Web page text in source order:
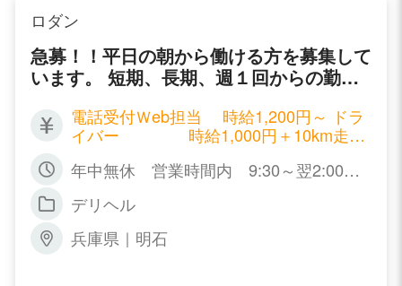
ロダン
急募！！平日の朝から働ける方を募集して
います。 短期、長期、週１回からの勤務
電話受付Ｗeb担当 時給1,200円～ ドラ
イバー 時給1,000円＋10km走行
年中無休 営業時間内 9:30～翌2:00間
デリヘル
兵庫県｜明石